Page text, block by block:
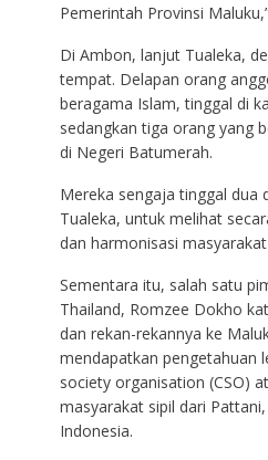
Pemerintah Provinsi
Di Ambon, lanjut Tualeka,
tempat. Delapan orang
beragama Islam, tinggal di
sedangkan tiga orang yang
di Negeri Batumerah.
Mereka sengaja tinggal dua
Tualeka, untuk melihat
dan harmonisasi
Sementara itu, salah satu
Thailand, Romzee Dokho
dan rekan-rekannya ke
mendapatkan pengetahuan
society organisation (CSO)
masyarakat sipil dari
Indonesia.